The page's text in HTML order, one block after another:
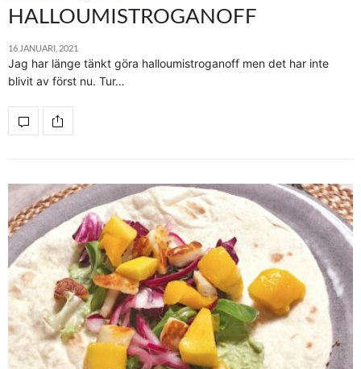
HALLOUMISTROGANOFF
16 JANUARI, 2021
Jag har länge tänkt göra halloumistroganoff men det har inte
blivit av först nu. Tur…